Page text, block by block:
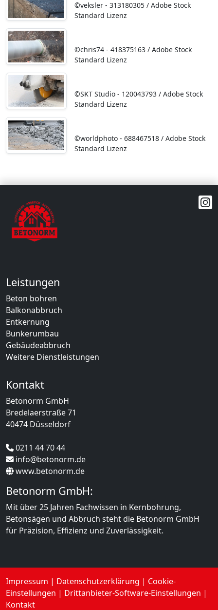
©veksler - 313180305 / Adobe Stock
Standard Lizenz
©chris74 - 418375163 / Adobe Stock
Standard Lizenz
©SKT Studio - 120043793 / Adobe Stock
Standard Lizenz
©worldphoto - 688467518 / Adobe Stock
Standard Lizenz
Leistungen
Beton bohren
Balkonabbruch
Entkernung
Bunkerumbau
Gebäudeabbruch
Weitere Dienstleistungen
Kontakt
Betonorm GmbH
Bredelaerstraße 71
40474 Düsseldorf
0211 44 ​​70 44
info@betonorm.de
www.betonorm.de
Betonorm GmbH:
Mit über 25 Jahren Fachwissen in Kernbohrung,
Betonsägen und Abbruch steht die Betonorm GmbH
für Präzision, Effizienz und Zuverlässigkeit.
Impressum | Datenschutzerklärung | Cookie-
Einstellungen | Drittanbieter-Software-Einstellungen |
Kontakt